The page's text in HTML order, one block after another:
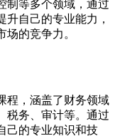
制等多个领域，通过
自己的专业能力，
的竞争力。
程，涵盖了财务领域
税务、审计等。通过
己的专业知识和技